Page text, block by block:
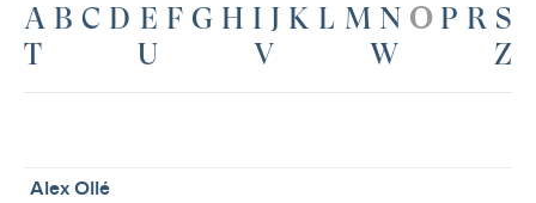
A B C D E F G H I J K L M N O P R S
T
U V W Z
Alex Ollé